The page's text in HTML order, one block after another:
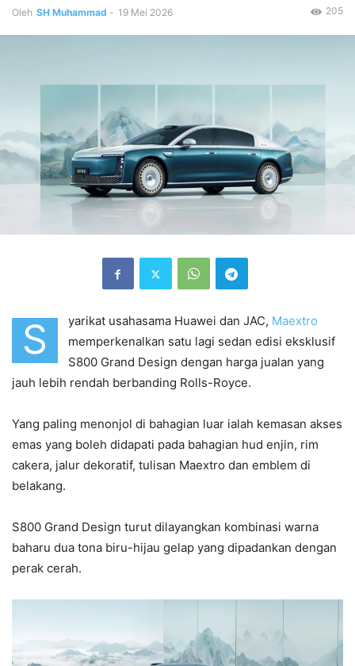
Oleh SH Muhammad - 19 Mei 2026 205
S yarikat usahasama Huawei dan JAC, Maextro
memperkenalkan satu lagi sedan edisi eksklusif
S800 Grand Design dengan harga jualan yang
jauh lebih rendah berbanding Rolls-Royce.
Yang paling menonjol di bahagian luar ialah kemasan akses
emas yang boleh didapati pada bahagian hud enjin, rim
cakera, jalur dekoratif, tulisan Maextro dan emblem di
belakang.
S800 Grand Design turut dilayangkan kombinasi warna
baharu dua tona biru-hijau gelap yang dipadankan dengan
perak cerah.